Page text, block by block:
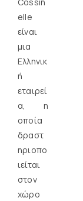
elle
είναι
μια
Ελληνικ
ή
εταιρεί
α, η
οποία
δραστ
ηριοπο
ιείται
στον
χώρο